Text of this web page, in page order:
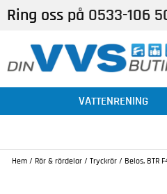
Ring oss på 0533-106
VATTENRENING
Hem / Rör & rördelar / Tryckrör / Belos, BTR